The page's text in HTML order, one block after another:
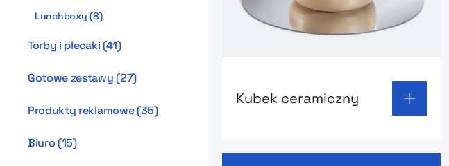
Lunchboxy (8)
Torby i plecaki(41)
Gotowe zestawy(27)
Produkty reklamowe(35)
Biuro(15)
Kubek ceramiczny